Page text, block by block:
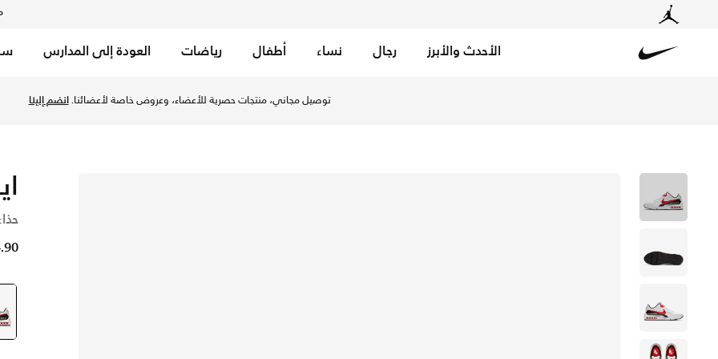
الأحدث والأبرز رجال نساء أطفال رياضات العودة إلى المدارس
توصيل مجاني، منتجات حصرية للأعضاء، وعروض خاصة لأعضائنا.انضم إلينا